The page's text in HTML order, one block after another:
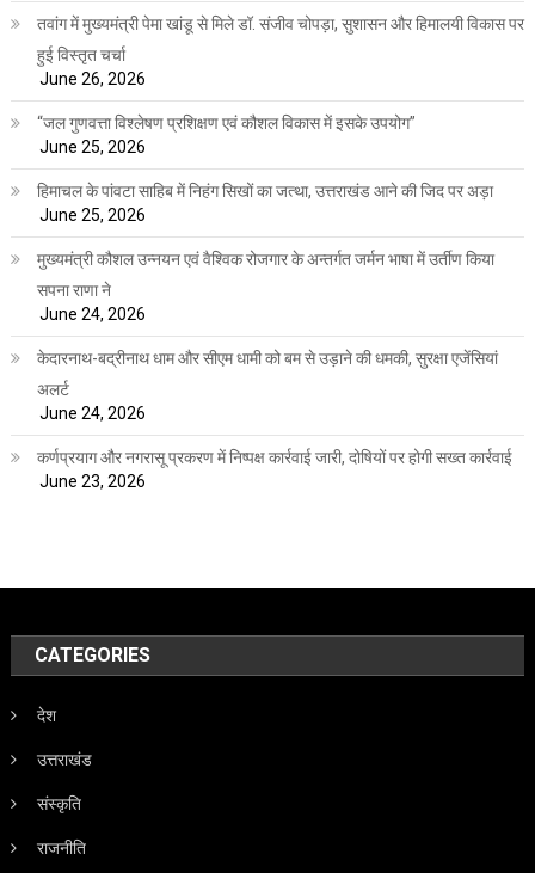
तवांग में मुख्यमंत्री पेमा खांडू से मिले डॉ. संजीव चोपड़ा, सुशासन और हिमालयी विकास पर
हुई विस्तृत चर्चा
June 26, 2026
“जल गुणवत्ता विश्लेषण प्रशिक्षण एवं कौशल विकास में इसके उपयोग”
June 25, 2026
हिमाचल के पांवटा साहिब में निहंग सिखों का जत्था, उत्तराखंड आने की जिद पर अड़ा
June 25, 2026
मुख्यमंत्री कौशल उन्नयन एवं वैश्विक रोजगार के अन्तर्गत जर्मन भाषा में उर्तीण किया
सपना राणा ने
June 24, 2026
केदारनाथ-बद्रीनाथ धाम और सीएम धामी को बम से उड़ाने की धमकी, सुरक्षा एजेंसियां
अलर्ट
June 24, 2026
कर्णप्रयाग और नगरासू प्रकरण में निष्पक्ष कार्रवाई जारी, दोषियों पर होगी सख्त कार्रवाई
June 23, 2026
CATEGORIES
देश
उत्तराखंड
संस्कृति
राजनीति